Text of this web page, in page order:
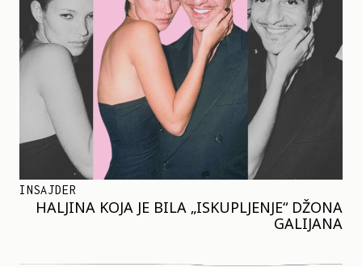
INSAJDER
HALJINA KOJA JE BILA „ISKUPLJENJE“ DŽONA
GALIJANA